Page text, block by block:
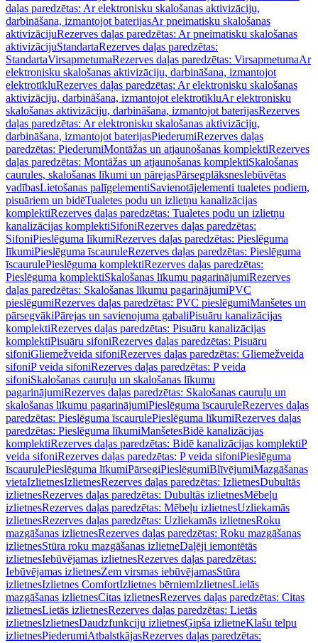
daļas paredzētas: Ar elektronisku skalošanas aktivizāciju,
darbināšana, izmantojot baterijasAr pneimatisku skalošanas
aktivizācijuRezerves daļas paredzētas: Ar pneimatisku skalošanas
aktivizācijuStandartaRezerves daļas paredzētas:
StandartaVirsapmetumaRezerves daļas paredzētas: VirsapmetumaAr
elektronisku skalošanas aktivizāciju, darbināšana, izmantojot
elektrotīkluRezerves daļas paredzētas: Ar elektronisku skalošanas
aktivizāciju, darbināšana, izmantojot elektrotīkluAr elektronisku
skalošanas aktivizāciju, darbināšana, izmantojot baterijasRezerves
daļas paredzētas: Ar elektronisku skalošanas aktivizāciju,
darbināšana, izmantojot baterijasPiederumiRezerves daļas
paredzētas: PiederumiMontāžas un atjaunošanas komplektiRezerves
daļas paredzētas: Montāžas un atjaunošanas komplektiSkalošanas
caurules, skalošanas līkumi un pārejasPārsegplāksnesIebūvētas
vadībasLietošanas palīgelementiSavienotājelementi tualetes podiem,
pisuāriem un bidēTualetes podu un izlietņu kanalizācijas
komplektiRezerves daļas paredzētas: Tualetes podu un izlietņu
kanalizācijas komplektiSifoniRezerves daļas paredzētas:
SifoniPieslēguma līkumiRezerves daļas paredzētas: Pieslēguma
līkumiPieslēguma īscauruleRezerves daļas paredzētas: Pieslēguma
īscaurulePieslēguma komplektiRezerves daļas paredzētas:
Pieslēguma komplektiSkalošanas līkumu pagarinājumiRezerves
daļas paredzētas: Skalošanas līkumu pagarinājumiPVC
pieslēgumiRezerves daļas paredzētas: PVC pieslēgumiManšetes un
pārsegvākiPārejas un savienojuma gabaliPisuāru kanalizācijas
komplektiRezerves daļas paredzētas: Pisuāru kanalizācijas
komplektiPisuāru sifoniRezerves daļas paredzētas: Pisuāru
sifoniGliemežveida sifoniRezerves daļas paredzētas: Gliemežveida
sifoniP veida sifoniRezerves daļas paredzētas: P veida
sifoniSkalošanas cauruļu un skalošanas līkumu
pagarinājumiRezerves daļas paredzētas: Skalošanas cauruļu un
skalošanas līkumu pagarinājumiPieslēguma īscauruleRezerves daļas
paredzētas: Pieslēguma īscaurulePieslēguma līkumiRezerves daļas
paredzētas: Pieslēguma līkumiManšetesBidē kanalizācijas
komplektiRezerves daļas paredzētas: Bidē kanalizācijas komplektiP
veida sifoniRezerves daļas paredzētas: P veida sifoniPieslēguma
īscaurulePieslēguma līkumiPārsegiPieslēgumiBlīvējumiMazgāšanas
vietaIzlietnesIzlietnesRezerves daļas paredzētas: IzlietnesDubultās
izlietnesRezerves daļas paredzētas: Dubultās izlietnesMēbeļu
izlietnesRezerves daļas paredzētas: Mēbeļu izlietnesUzliekamās
izlietnesRezerves daļas paredzētas: Uzliekamās izlietnesRoku
mazgāšanas izlietnesRezerves daļas paredzētas: Roku mazgāšanas
izlietnesStūra roku mazgāšanas izlietneDaļēji iemontētās
izlietnesIebūvējamas izlietnesRezerves daļas paredzētas:
Iebūvējamas izlietnesZem virsmas iebūvējamasStūra
izlietnesIzlietnes ComfortIzlietnes bērniemIzlietnesLielās
mazgāšanas izlietnesCitas izlietnesRezerves daļas paredzētas: Citas
izlietnesLietās izlietnesRezerves daļas paredzētas: Lietās
izlietnesIzlietnesDaudzfunkciju izlietnesĢipša izlietneKlašu telpu
izlietnesPiederumiAtbalstkājasRezerves daļas paredzētas: